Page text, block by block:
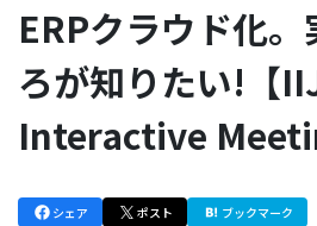
ERPクラウド化。
ろが知りたい!【
Interactive
シェア ポスト ブックマーク